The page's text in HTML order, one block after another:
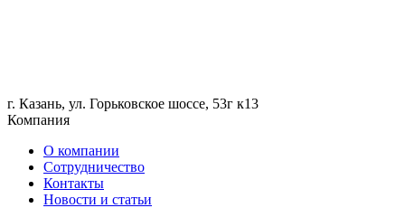
г. Казань, ул. Горьковское шоссе, 53г к13
Компания
О компании
Сотрудничество
Контакты
Новости и статьи